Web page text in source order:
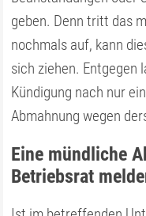
geben. Denn tritt das
nochmals auf, kann
sich ziehen. Entgegen
Kündigung nach nur
Abmahnung wegen
Eine mündliche
Betriebsrat